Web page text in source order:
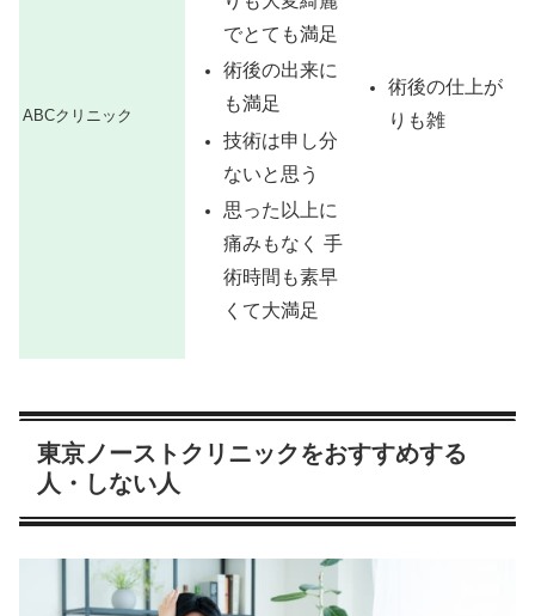
ABCクリニック
でとても満足
術後の出来に
も満足
技術は申し分
ないと思う
思った以上に
痛みもなく 手
術時間も素早
くて大満足
術後の仕上が
りも雑
東京ノーストクリニックをおすすめする
人・しない人